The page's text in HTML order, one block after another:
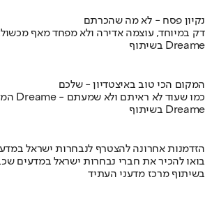
נקיון פסח - לא מה שהכרתם
דק במיוחד, עוצמה אדירה ולא מפחד מאף
בשיתוף Dreame
המקום הכי טוב באיצטדיון - שלכם
המונדיאל עם מסכי Dreame - כמו שעוד לא ראיתם ולא שמעתם
בשיתוף Dreame
הזדמנות אחרונה להצטרף לנבחרות ישראל
בואו להכיר את חברי נבחרות ישראל במדעים
בשיתוף מרכז מדעני העתיד